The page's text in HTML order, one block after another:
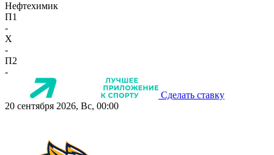
Нефтехимик
П1
-
X
-
П2
-
Сделать ставку
20 сентября 2026, Вс, 00:00